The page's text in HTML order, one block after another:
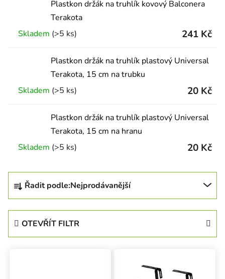
Plastkon držák na truhlík kovový Balconera
Terakota
Skladem (>5 ks) 241 Kč
Plastkon držák na truhlík plastový Universal
Terakota, 15 cm na trubku
Skladem (>5 ks) 20 Kč
Plastkon držák na truhlík plastový Universal
Terakota, 15 cm na hranu
Skladem (>5 ks) 20 Kč
Řazení produktů
Řadit podle:Nejprodávanější
OTEVŘÍT FILTR